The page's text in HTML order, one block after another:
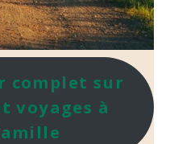
complet sur
voyages à